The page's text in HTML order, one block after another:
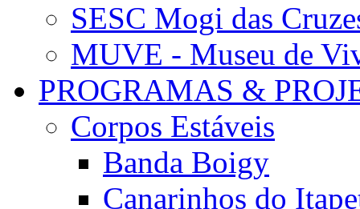
SESC Mogi das
MUVE - Museu de
PROGRAMAS &
Corpos Estáveis
Banda Boigy
Canarinhos do